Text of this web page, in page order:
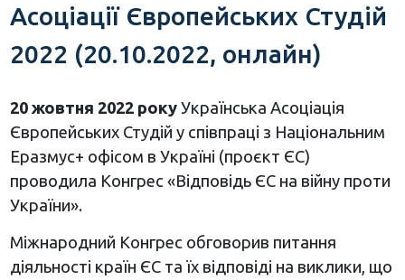
Асоціації Європейських Студій
2022 (20.10.2022, онлайн)
20 жовтня 2022 рокуУкраїнська Асоціація
Європейських Студій у співпраці з Національним
Еразмус+ офісом в Україні (проєкт ЄС)
проводила Конгрес «Відповідь ЄС на війну проти
України».
Міжнародний Конгрес обговорив питання
діяльності країн ЄС та їх відповіді на виклики, що